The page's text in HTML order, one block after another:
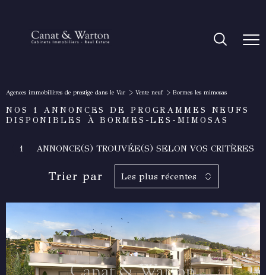
Agences immobilières de prestige dans le Var Vente neuf Bormes les mimosas
NOS 1
ANNONCES DE PROGRAMMES NEUFS
DISPONIBLES À BORMES-LES-MIMOSAS
1 ANNONCE(S) TROUVÉE(S) SELON VOS CRITÈRES
Trier par Les plus récentes